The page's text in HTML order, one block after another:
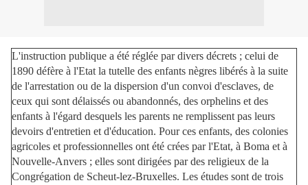
L'instruction publique a été réglée par divers décrets ; celui de
1890 défère à l'Etat la tutelle des enfants nègres libérés à la suite
de l'arrestation ou de la dispersion d'un convoi d'esclaves, de
ceux qui sont délaissés ou abandonnés, des orphelins et des
enfants à l'égard desquels les parents ne remplissent pas leurs
devoirs d'entretien et d'éducation. Pour ces enfants, des colonies
agricoles et professionnelles ont été crées par l'Etat, à Boma et à
Nouvelle-Anvers ; elles sont dirigées par des religieux de la
Congrégation de Scheut-lez-Bruxelles. Les études sont de trois